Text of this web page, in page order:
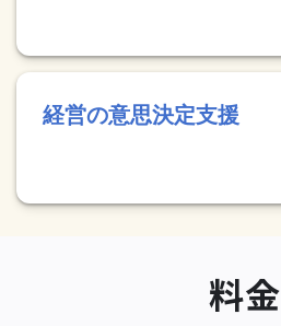
経営の意思決定支援
料金